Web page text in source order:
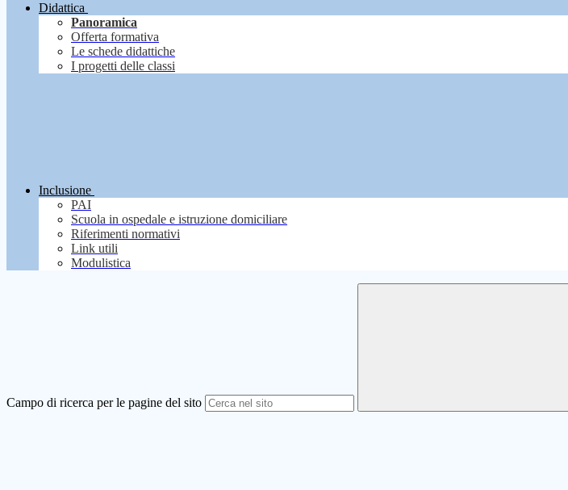
Didattica
Panoramica
Offerta formativa
Le schede didattiche
I progetti delle classi
Inclusione
PAI
Scuola in ospedale e istruzione domiciliare
Riferimenti normativi
Link utili
Modulistica
Campo di ricerca per le pagine del sito